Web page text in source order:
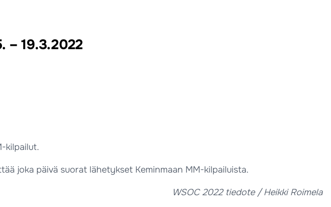
– 19.3.2022
kilpailut.
joka päivä suorat lähetykset Keminmaan MM-kilpailuista.
WSOC 2022 tiedote / Heikki Roimela